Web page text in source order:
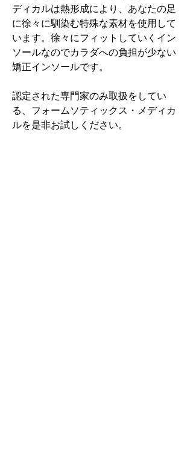
ディカルは熱形成により、あなたの足
に徐々に馴染む特殊な素材を使用して
います。徐々にフィットしていくイン
ソールなのでカラダへの負担が少ない
矯正インソールです。
認定された専門家のみ取扱をしてい
る、フォームソティックス・メディカ
ルを是非お試しください。